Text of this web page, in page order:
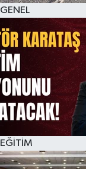
GENEL
EĞİTİM